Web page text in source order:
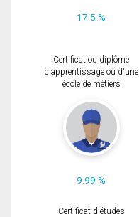
17.5 %
Certificat ou diplôme
d'apprentissage ou d'une
école de métiers
9.99 %
Certificat d'études